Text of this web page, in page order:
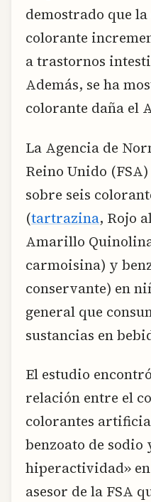
demostrado que
colorante
a trastornos
Además, se ha
colorante daña el
La Agencia de
Reino Unido
sobre seis
(tartrazina, Rojo
Amarillo
carmoisina) y
conservante) en
general que
sustancias en
El estudio
relación entre el
colorantes
benzoato de sodio
hiperactividad»
asesor de la FSA